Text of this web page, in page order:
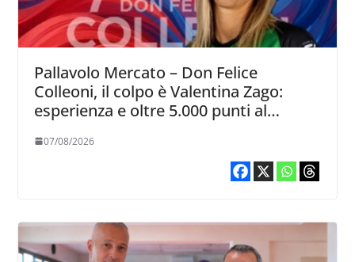
Pallavolo Mercato – Don Felice
Colleoni, il colpo è Valentina Zago:
esperienza e oltre 5.000 punti al
07/08/2026